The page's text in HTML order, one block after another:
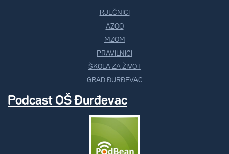
RJEČNICI
AZOO
MZOM
PRAVILNICI
ŠKOLA ZA ŽIVOT
GRAD ĐURĐEVAC
Podcast OŠ Đurđevac